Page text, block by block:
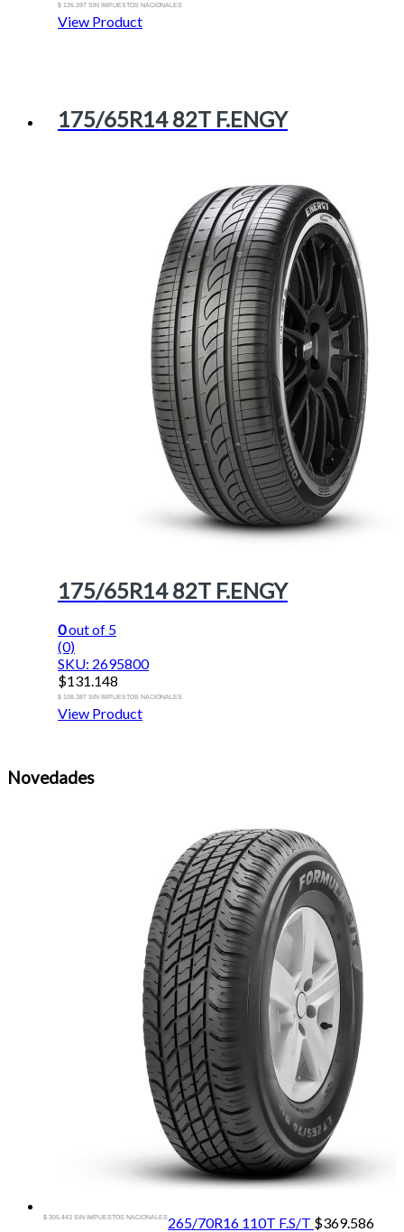
$ 126.397 SIN IMPUESTOS NACIONALES
View Product
175/65R14 82T F.ENGY
175/65R14 82T F.ENGY
0out of 5
(0)
SKU: 2695800
$131.148
$ 108.387 SIN IMPUESTOS NACIONALES
View Product
Novedades
265/70R16 110T F.S/T $369.586
$ 305.443 SIN IMPUESTOS NACIONALES